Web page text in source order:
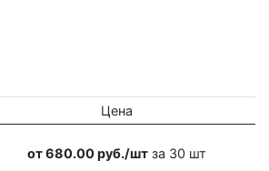
Цена
от 680.00 руб./штза 30 шт